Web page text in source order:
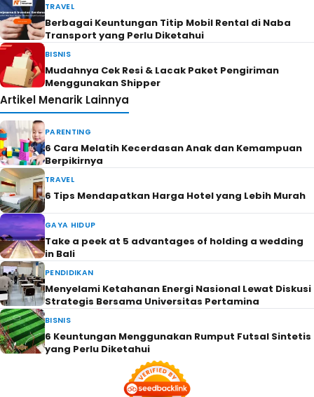
TRAVEL
Berbagai Keuntungan Titip Mobil Rental di Naba
Transport yang Perlu Diketahui
BISNIS
Mudahnya Cek Resi & Lacak Paket Pengiriman
Menggunakan Shipper
Artikel Menarik Lainnya
PARENTING
6 Cara Melatih Kecerdasan Anak dan Kemampuan
Berpikirnya
TRAVEL
6 Tips Mendapatkan Harga Hotel yang Lebih Murah
GAYA HIDUP
Take a peek at 5 advantages of holding a wedding
in Bali
PENDIDIKAN
Menyelami Ketahanan Energi Nasional Lewat Diskusi
Strategis Bersama Universitas Pertamina
BISNIS
6 Keuntungan Menggunakan Rumput Futsal Sintetis
yang Perlu Diketahui